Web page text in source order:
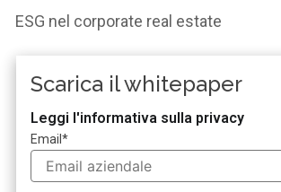
ESG nel corporate real estate
Scarica il whitepaper
Leggi l'informativa sulla privacy
Email*